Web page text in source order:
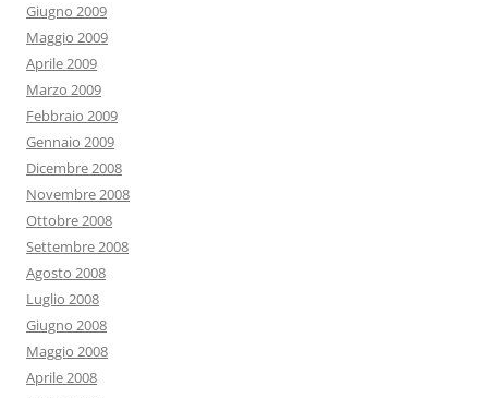
Giugno 2009
Maggio 2009
Aprile 2009
Marzo 2009
Febbraio 2009
Gennaio 2009
Dicembre 2008
Novembre 2008
Ottobre 2008
Settembre 2008
Agosto 2008
Luglio 2008
Giugno 2008
Maggio 2008
Aprile 2008